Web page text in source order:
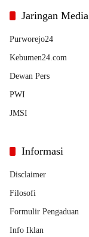
Jaringan Media
Purworejo24
Kebumen24.com
Dewan Pers
PWI
JMSI
Informasi
Disclaimer
Filosofi
Formulir Pengaduan
Info Iklan